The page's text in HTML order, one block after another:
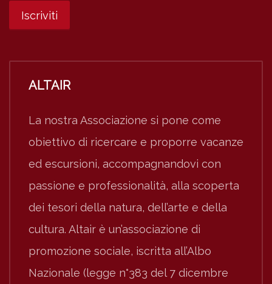
ALTAIR
La nostra Associazione si pone come
obiettivo di ricercare e proporre vacanze
ed escursioni, accompagnandovi con
passione e professionalità, alla scoperta
dei tesori della natura, dell’arte e della
cultura. Altair è un’associazione di
promozione sociale, iscritta all’Albo
Nazionale (legge n°383 del 7 dicembre